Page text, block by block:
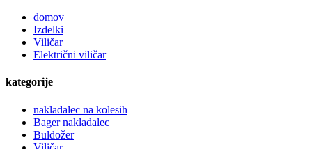
domov
Izdelki
Viličar
Električni viličar
kategorije
nakladalec na kolesih
Bager nakladalec
Buldožer